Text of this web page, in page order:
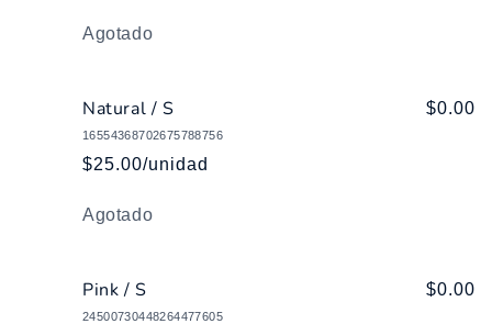
Cantidad
Agotado
Natural / S
16554368702675788756
$25.00/unidad
$0.00
Cantidad
Agotado
Pink / S
24500730448264477605
$0.00